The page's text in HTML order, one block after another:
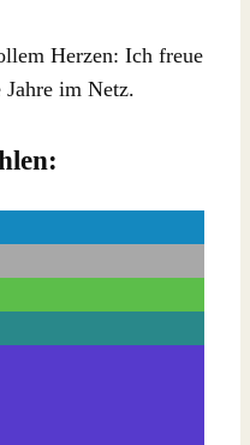
Herzen: Ich freue
Jahre im Netz.